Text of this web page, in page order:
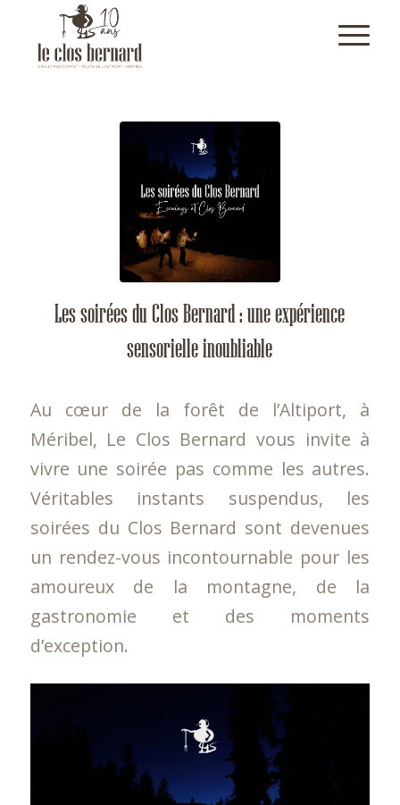
Les soirées du Clos Bernard : une expérience
sensorielle inoubliable
Au cœur de la forêt de l’Altiport, à
Méribel, Le Clos Bernard vous invite à
vivre une soirée pas comme les autres.
Véritables instants suspendus, les
soirées du Clos Bernard sont devenues
un rendez-vous incontournable pour les
amoureux de la montagne, de la
gastronomie et des moments
d’exception.